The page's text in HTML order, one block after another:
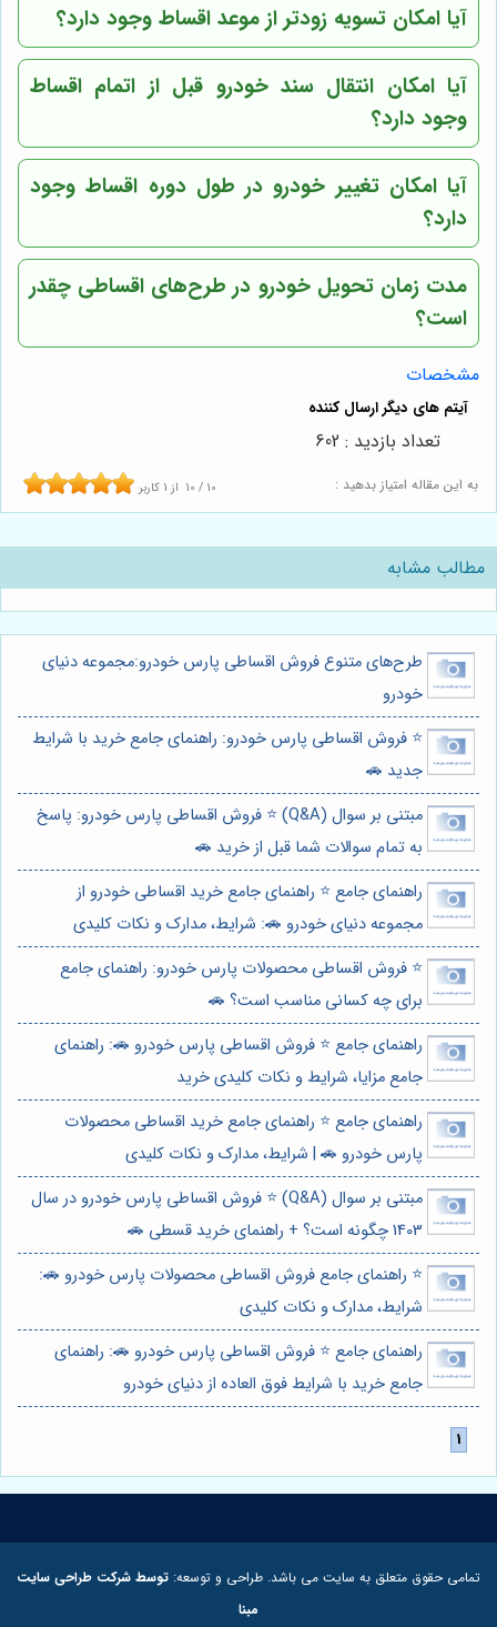
آیا امکان تسویه زودتر از موعد اقساط وجود دارد؟
آیا امکان انتقال سند خودرو قبل از اتمام اقساط
وجود دارد؟
آیا امکان تغییر خودرو در طول دوره اقساط وجود
دارد؟
مدت زمان تحویل خودرو در طرح‌های اقساطی چقدر
است؟
مشخصات
به این مقاله امتیاز بدهید : 10 / 10 از 1 کاربر
تعداد بازدید : 602
مطالب مشابه
طرح‌های متنوع فروش اقساطی پارس خودرو:مجموعه دنیای
خودرو
⭐️ فروش اقساطی پارس خودرو: راهنمای جامع خرید با شرایط
جدید 🚗
مبتنی بر سوال (Q&A) ⭐️ فروش اقساطی پارس خودرو: پاسخ
به تمام سوالات شما قبل از خرید 🚗
راهنمای جامع ⭐️ راهنمای جامع خرید اقساطی خودرو از
مجموعه دنیای خودرو 🚗: شرایط، مدارک و نکات کلیدی
⭐️ فروش اقساطی محصولات پارس خودرو: راهنمای جامع
برای چه کسانی مناسب است؟ 🚗
راهنمای جامع ⭐️ فروش اقساطی پارس خودرو 🚗: راهنمای
جامع مزایا، شرایط و نکات کلیدی خرید
راهنمای جامع ⭐️ راهنمای جامع خرید اقساطی محصولات
پارس خودرو 🚗 | شرایط، مدارک و نکات کلیدی
مبتنی بر سوال (Q&A) ⭐️ فروش اقساطی پارس خودرو در سال
1403 چگونه است؟ + راهنمای خرید قسطی 🚗
⭐️ راهنمای جامع فروش اقساطی محصولات پارس خودرو 🚗:
شرایط، مدارک و نکات کلیدی
راهنمای جامع ⭐️ فروش اقساطی پارس خودرو 🚗: راهنمای
جامع خرید با شرایط فوق العاده از دنیای خودرو
تمامی حقوق متعلق به سایت می باشد. طراحی و توسعه: توسط شرکت طراحی سایت
مبنا